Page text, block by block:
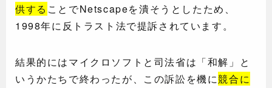
供する ことでNetscapeを潰そうとしたため、
1998年に反トラスト法で提訴されています。
結果的にはマイクロソフトと司法省は「和解」と
いうかたちで終わったが、この訴訟を機に競合に